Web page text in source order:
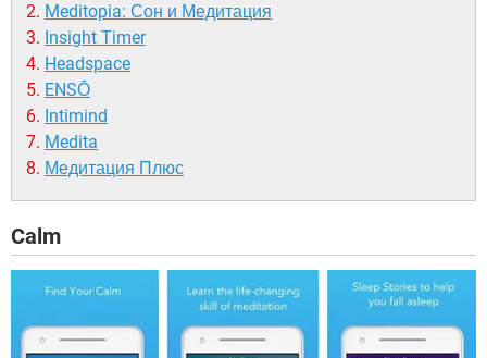
Meditopia: Сон и Медитация
Insight Timer
Headspace
ENSŌ
Intimind
Medita
Медитация Плюс
Calm